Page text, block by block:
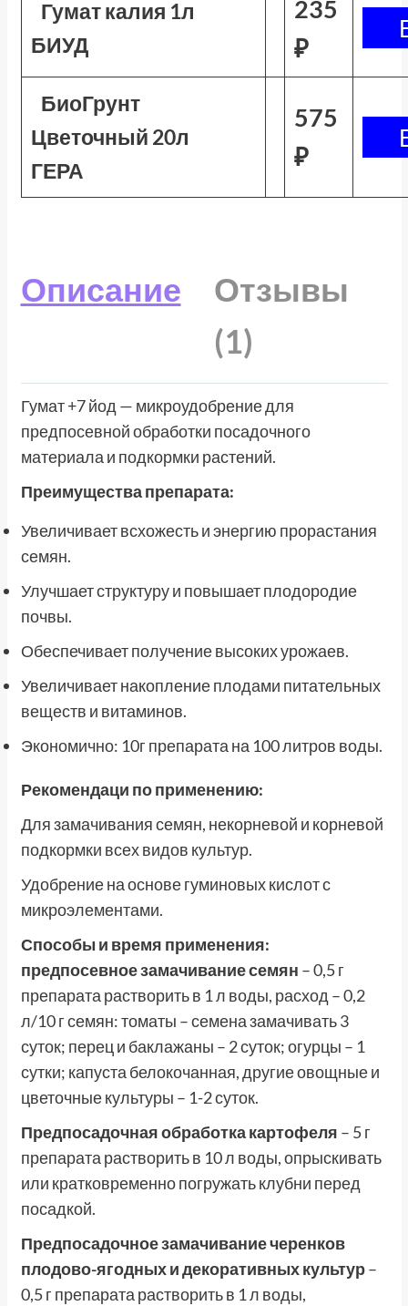
Гумат калия 1л
БИУД
235
₽
БиоГрунт
Цветочный 20л
ГЕРА
575
₽
Описание
Отзывы
(1)
Гумат +7 йод — микроудобрение для
предпосевной обработки посадочного
материала и подкормки растений.
Преимущества препарата:
Увеличивает всхожесть и энергию прорастания
семян.
Улучшает структуру и повышает плодородие
почвы.
Обеспечивает получение высоких урожаев.
Увеличивает накопление плодами питательных
веществ и витаминов.
Экономично: 10г препарата на 100 литров воды.
Рекомендаци по применению:
Для замачивания семян, некорневой и корневой
подкормки всех видов культур.
Удобрение на основе гуминовых кислот с
микроэлементами.
Способы и время применения:
предпосевное замачивание семян – 0,5 г
препарата растворить в 1 л воды, расход – 0,2
л/10 г семян: томаты – семена замачивать 3
суток; перец и баклажаны – 2 суток; огурцы – 1
сутки; капуста белокочанная, другие овощные и
цветочные культуры – 1-2 суток.
Предпосадочная обработка картофеля – 5 г
препарата растворить в 10 л воды, опрыскивать
или кратковременно погружать клубни перед
посадкой.
Предпосадочное замачивание черенков
плодово-ягодных и декоративных культур–
0,5 г препарата растворить в 1 л воды,